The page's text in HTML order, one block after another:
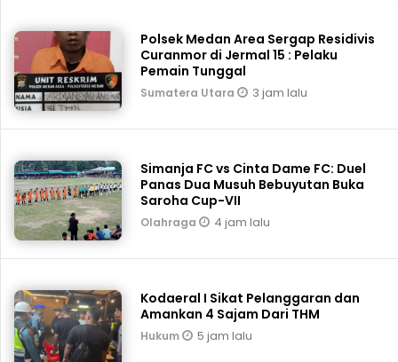
Polsek Medan Area Sergap Residivis
Curanmor di Jermal 15 : Pelaku
Pemain Tunggal
Sumatera Utara 3 jam lalu
Simanja FC vs Cinta Dame FC: Duel
Panas Dua Musuh Bebuyutan Buka
Saroha Cup-VII
Olahraga 4 jam lalu
Kodaeral I Sikat Pelanggaran dan
Amankan 4 Sajam Dari THM
Hukum 5 jam lalu